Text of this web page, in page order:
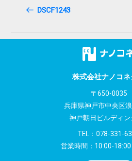
ビ
PostDSCF1243
株式会社ナノコネ
〒650-0035
兵庫県神戸市中央区
神戸朝日ビルディン
TEL： 078-331-
営業時間：10:00-18:00